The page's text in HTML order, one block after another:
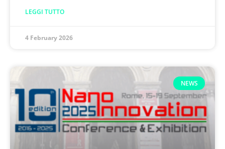
LEGGI TUTTO
4 February 2026
NEWS